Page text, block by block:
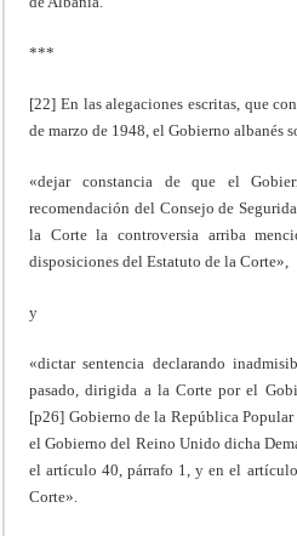
***
[22] En las alegaciones escritas, que
de marzo de 1948, el Gobierno albanés
«dejar constancia de que el
recomendación del Consejo de
la Corte la controversia arriba
disposiciones del Estatuto de la Corte»,
y
«dictar sentencia declarando
pasado, dirigida a la Corte por el
[p26] Gobierno de la República
el Gobierno del Reino Unido dicha
el artículo 40, párrafo 1, y en el
Corte».